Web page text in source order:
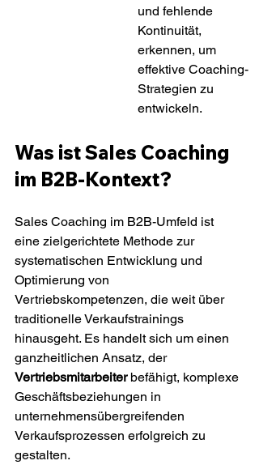
und fehlende
Kontinuität,
erkennen, um
effektive Coaching-
Strategien zu
entwickeln.
Was ist Sales Coaching
im B2B-Kontext?
Sales Coaching im B2B-Umfeld ist
eine zielgerichtete Methode zur
systematischen Entwicklung und
Optimierung von
Vertriebskompetenzen, die weit über
traditionelle Verkaufstrainings
hinausgeht. Es handelt sich um einen
ganzheitlichen Ansatz, der
Vertriebsmitarbeiter befähigt, komplexe
Geschäftsbeziehungen in
unternehmensübergreifenden
Verkaufsprozessen erfolgreich zu
gestalten.